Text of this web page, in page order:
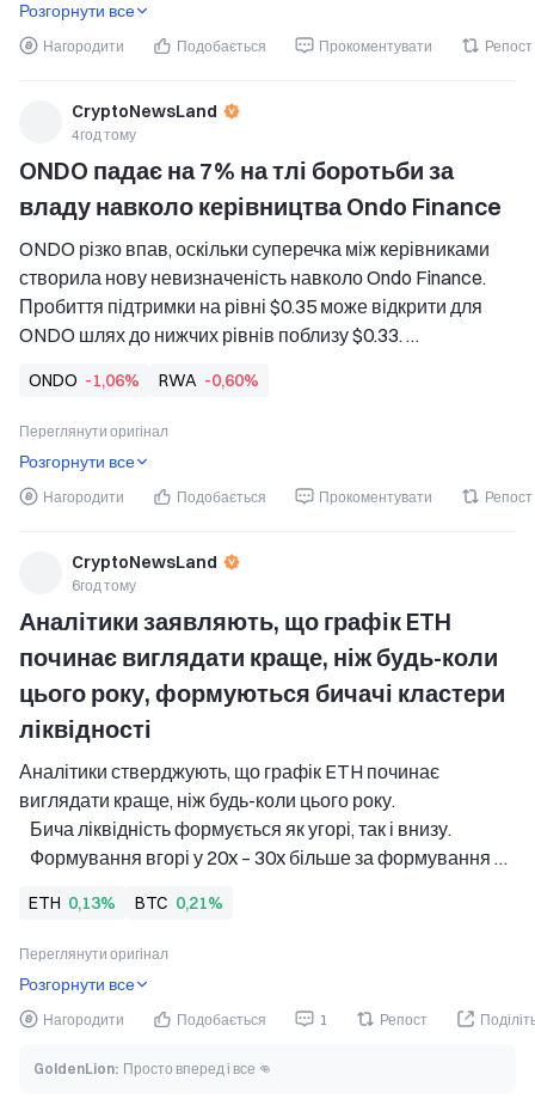
керівництва...
Розгорнути все
Нагородити Подобається Прокоментувати Репост
CryptoNewsLand
4год тому
ONDO падає на 7% на тлі боротьби за
владу навколо керівництва Ondo Finance
ONDO різко впав, оскільки суперечка між керівниками
створила нову невизначеність навколо Ondo Finance.
Пробиття підтримки на рівні $0.35 може відкрити для
ONDO шлях до нижчих рівнів поблизу $0.33.
невизначеність для бізнесу Ondo у сфері токенізованих
активів.
Ondo Finance — ONDO різко впав, оскільки суперечка
між керівниками зачепила leade
ONDO -1,06% RWA -0,60%
Переглянути оригінал
Розгорнути все
Нагородити Подобається Прокоментувати Репост
CryptoNewsLand
6год тому
Аналітики заявляють, що графік ETH
починає виглядати краще, ніж будь-коли
цього року, формуються бичачі кластери
ліквідності
Аналітики стверджують, що графік ETH починає
виглядати краще, ніж будь-коли цього року.
   Бича ліквідність формується як угорі, так і внизу.
   Формування вгорі у 20x – 30x більше за формування
Ціни перспективних криптоактивів, таких як Bitcoin
(BTC) та Ethereum (ETH), продовжують торгуватися за th
ETH 0,13% BTC 0,21%
Переглянути оригінал
Розгорнути все
Нагородити Подобається 1 Репост
GoldenLion: Просто вперед і все 👊